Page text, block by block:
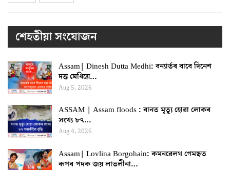
শেহতীয়া সংযোজন
Assam| Dinesh Dutta Medhi: বন্যাৰ্তৰ বাবে দিনেশ
দত্ত মেধিয়ে…
Aug 5, 2026
ASSAM | Assam floods : বানত মৃত্যু হোৱা লোকৰ
সংখ্য ৮৭…
Aug 4, 2026
Assam| Lovlina Borgohain: কমনৱেলথ গেমছত
ৰূপৰ পদক জয় লাভলীনা…